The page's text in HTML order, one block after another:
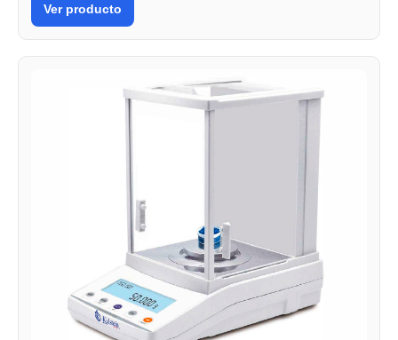
Ver producto